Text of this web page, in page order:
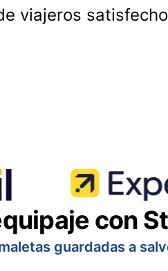
viajeros
con
guardadas a